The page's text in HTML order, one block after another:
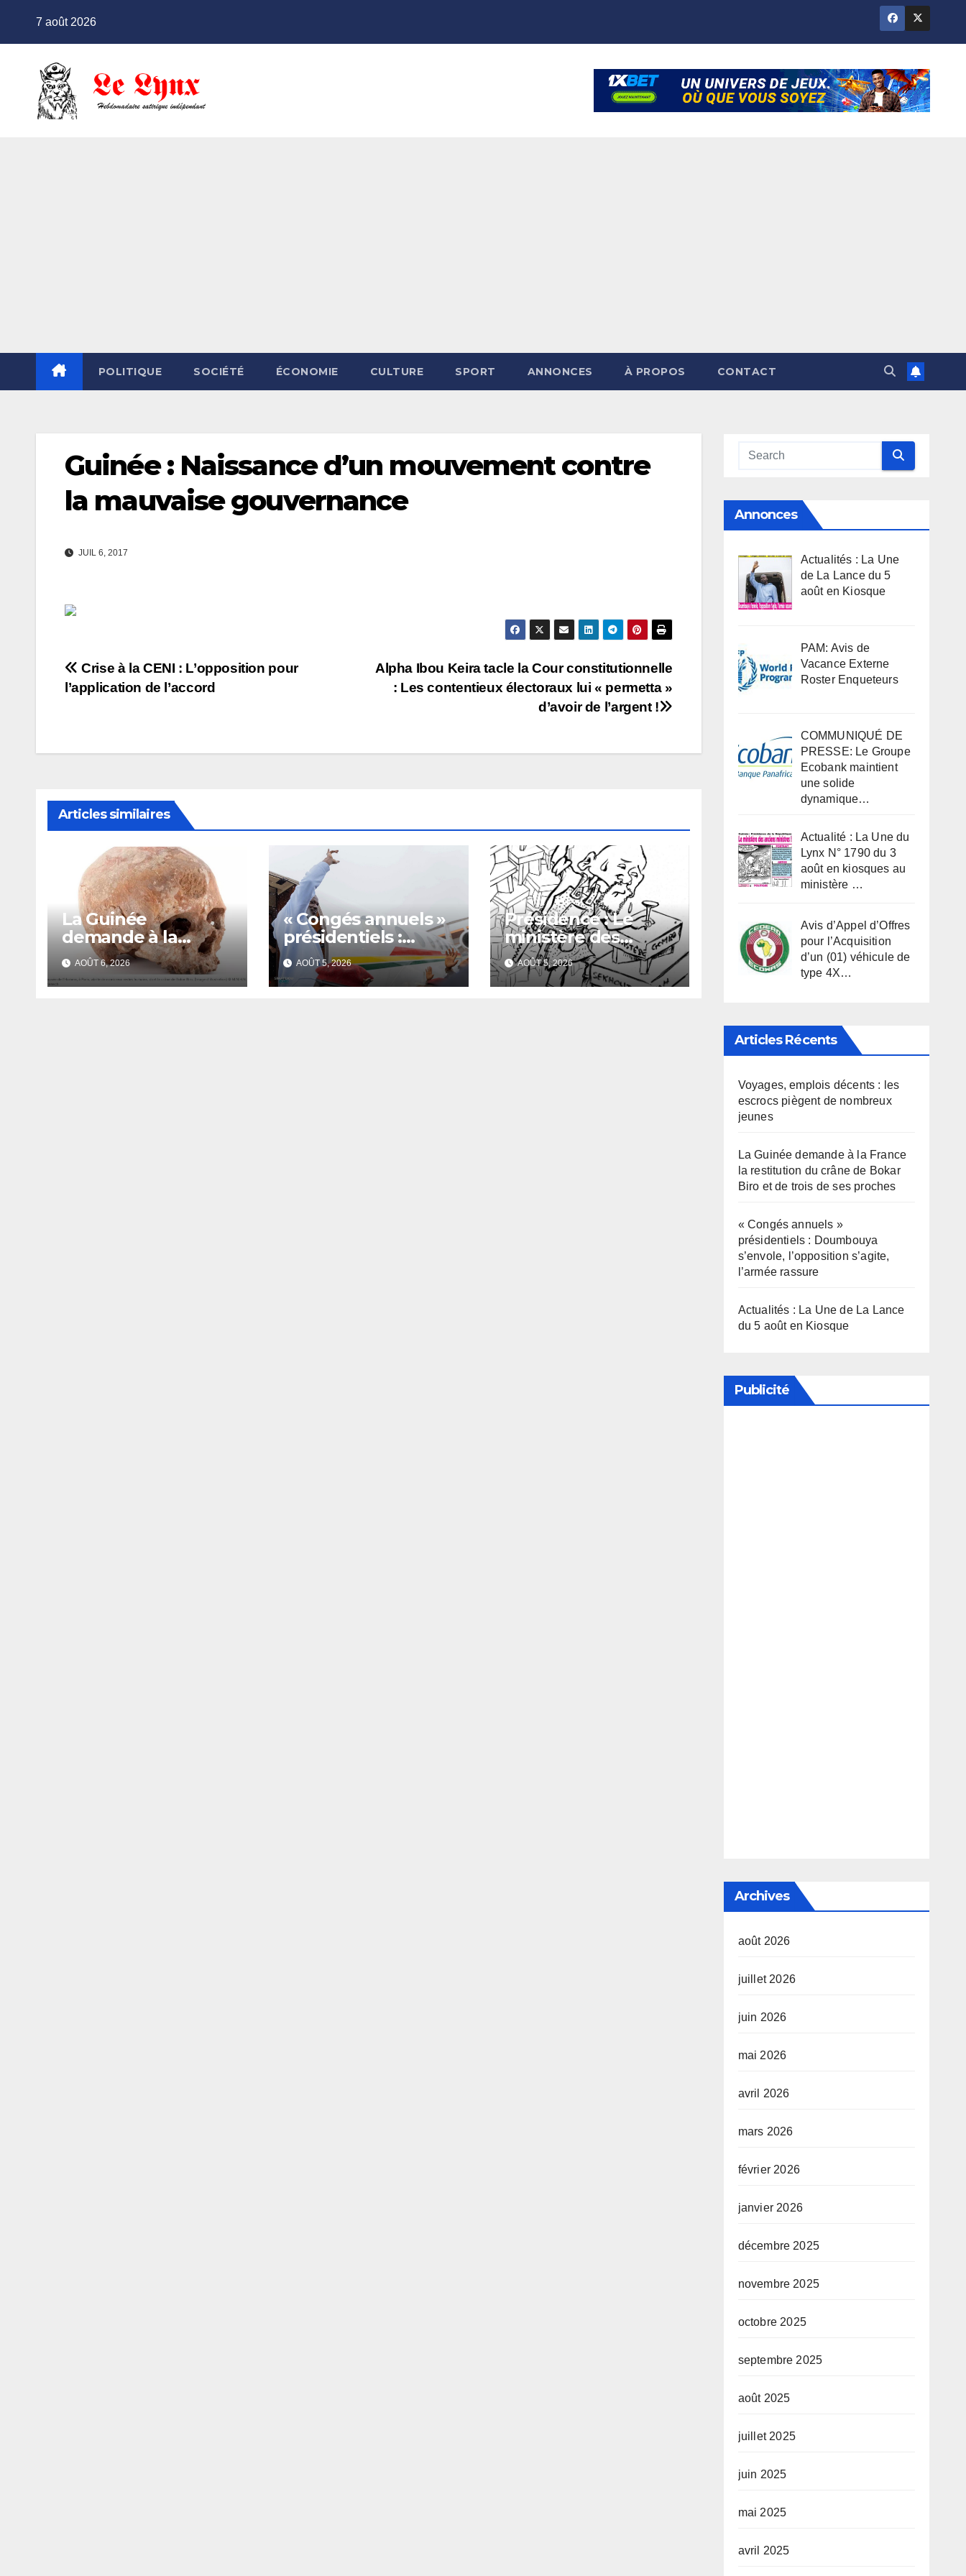
7 août 2026
POLITIQUE SOCIÉTÉ ÉCONOMIE CULTURE SPORT ANNONCES À PROPOS CONTACT
Guinée : Naissance d’un mouvement contre
la mauvaise gouvernance
JUIL 6, 2017
Navigation
de
Alpha Ibou Keira tacle la Cour constitutionnelle
: Les contentieux électoraux lui « permetta »
d’avoir de l’argent !
Crise à la CENI : L’opposition pour
l’application de l’accord
Articles similaires
La Guinée
demande à la
France la restitution
du crâne de Bokar
Biro et de trois de
AOÛT 6, 2026
« Congés annuels »
présidentiels :
Doumbouya
s’envole,
l’opposition s’agite,
AOÛT 5, 2026
Présidence : Le
ministère des
anciens ministres
AOÛT 5, 2026
Annonces
Actualités : La Une
de La Lance du 5
août en Kiosque
PAM: Avis de
Vacance Externe
Roster Enqueteurs
COMMUNIQUÉ DE
PRESSE: Le Groupe
Ecobank maintient
une solide
dynamique…
Actualité : La Une du
Lynx N° 1790 du 3
août en kiosques au
ministère …
Avis d’Appel d’Offres
pour l’Acquisition
d’un (01) véhicule de
type 4X…
Articles Récents
Voyages, emplois décents : les
escrocs piègent de nombreux
jeunes
La Guinée demande à la France
la restitution du crâne de Bokar
Biro et de trois de ses proches
« Congés annuels »
présidentiels : Doumbouya
s’envole, l’opposition s’agite,
l’armée rassure
Actualités : La Une de La Lance
du 5 août en Kiosque
Publicité
Archives
août 2026
juillet 2026
juin 2026
mai 2026
avril 2026
mars 2026
février 2026
janvier 2026
décembre 2025
novembre 2025
octobre 2025
septembre 2025
août 2025
juillet 2025
juin 2025
mai 2025
avril 2025